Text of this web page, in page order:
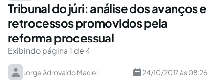
Tribunal do júri: análise dos avanços e
retrocessos promovidos pela
reforma processual
Exibindo página 1 de 4
Jorge Adrovaldo Maciel 24/10/2017 às 08:26